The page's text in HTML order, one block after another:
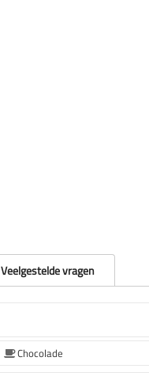
Veelgestelde vragen
Chocolade